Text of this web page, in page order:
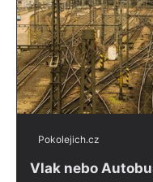
Pokolejich.cz
Vlak nebo